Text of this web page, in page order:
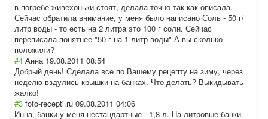
в погребе живехоньки стоят, делала точно так как описала.
Сейчас обратила внимание, у меня было написано Соль - 50 г/
литр воды - то есть на 2 литра это 100 г соли. Сейчас
переписала понятнее "50 г на 1 литр воды" А вы сколько
положили?
#4 Анна 19.08.2011 08:54
Добрый день! Сделала все по Вашему рецепту на зиму, через
неделю вздулись крышки на банках. Что делать? Выкидывать
жалко!
#3 foto-recepti.ru 09.08.2011 04:06
Инна, банки у меня нестандартные - 1,8 л. На литровые банки